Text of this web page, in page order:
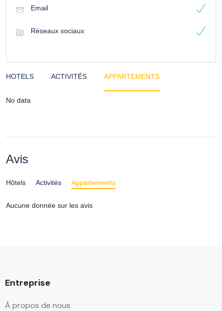
Email
Réseaux sociaux
HOTELS ACTIVITÉS APPARTEMENTS
No data
Avis
Hôtels Activités Appartements
Aucune donnée sur les avis
Entreprise
À propos de nous